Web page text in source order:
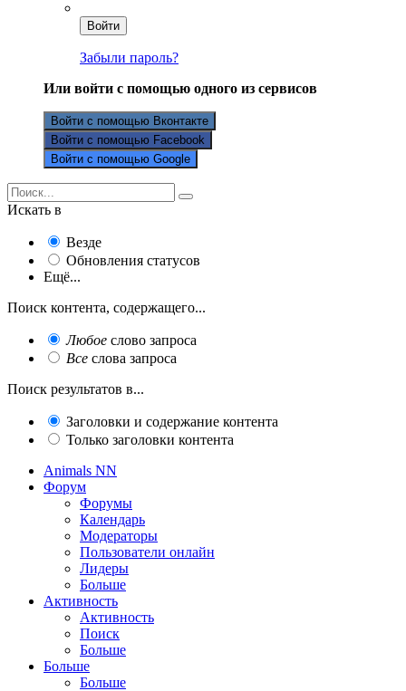
Войти
Забыли пароль?
Или войти с помощью одного из сервисов
Войти с помощью Вконтакте
Войти с помощью Facebook
Войти с помощью Google
Искать в
Везде
Обновления статусов
Ещё...
Поиск контента, содержащего...
Любое слово запроса
Все слова запроса
Поиск результатов в...
Заголовки и содержание контента
Только заголовки контента
Animals NN
Форум
Форумы
Календарь
Модераторы
Пользователи онлайн
Лидеры
Больше
Активность
Активность
Поиск
Больше
Больше
Больше